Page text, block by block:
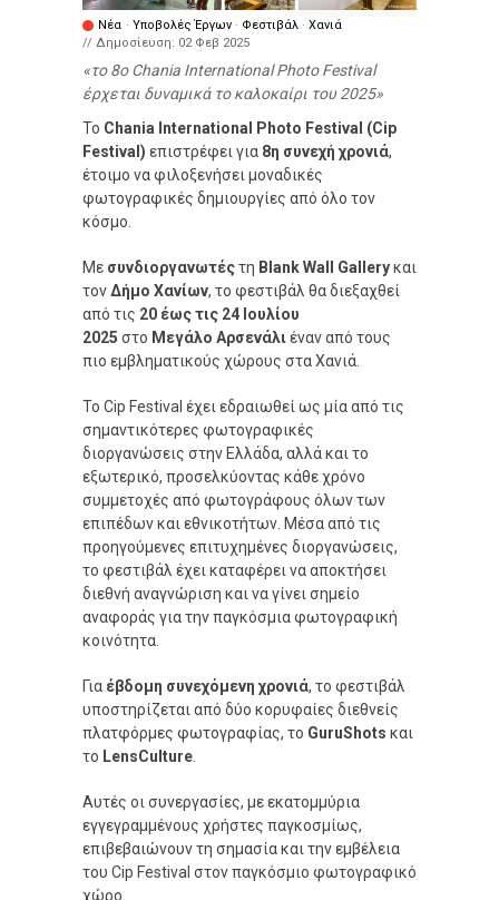
Νέα · Υποβολές Έργων · Φεστιβάλ · Χανιά
// Δημοσίευση: 02 Φεβ 2025
το 8ο Chania International Photo Festival
έρχεται δυναμικά το καλοκαίρι του 2025
Το Chania International Photo Festival (Cip
Festival) επιστρέφει για 8η συνεχή χρονιά,
έτοιμο να φιλοξενήσει μοναδικές
φωτογραφικές δημιουργίες από όλο τον
κόσμο.
Με συνδιοργανωτέςτη Blank Wall Galleryκαι
τονΔήμο Χανίων, το φεστιβάλ θα διεξαχθεί
από τις 20 έως τις 24 Ιουλίου
2025 στο Μεγάλο Αρσενάλιέναν από τους
πιο εμβληματικούς χώρους στα Χανιά.
Το Cip Festival έχει εδραιωθεί ως μία από τις
σημαντικότερες φωτογραφικές
διοργανώσεις στην Ελλάδα, αλλά και το
εξωτερικό, προσελκύοντας κάθε χρόνο
συμμετοχές από φωτογράφους όλων των
επιπέδων και εθνικοτήτων. Μέσα από τις
προηγούμενες επιτυχημένες διοργανώσεις,
το φεστιβάλ έχει καταφέρει να αποκτήσει
διεθνή αναγνώριση και να γίνει σημείο
αναφοράς για την παγκόσμια φωτογραφική
κοινότητα.
Για έβδομη συνεχόμενη χρονιά, το φεστιβάλ
υποστηρίζεται από δύο κορυφαίες διεθνείς
πλατφόρμες φωτογραφίας, το GuruShots και
το LensCulture
Αυτές οι συνεργασίες, με εκατομμύρια
εγγεγραμμένους χρήστες παγκοσμίως,
επιβεβαιώνουν τη σημασία και την εμβέλεια
του Cip Festival στον παγκόσμιο φωτογραφικό
χώρο.